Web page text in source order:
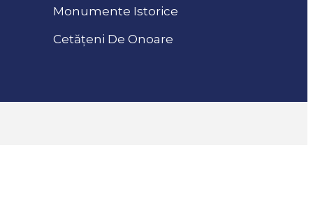
Monumente Istorice
Cetățeni De Onoare